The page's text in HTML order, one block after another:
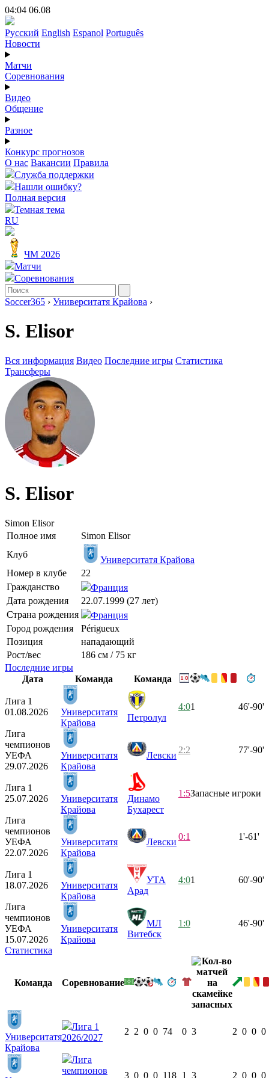
04:04 06.08
Русский English Espanol Português
Новости
Матчи
Соревнования
Видео
Общение
Разное
Конкурс прогнозов
О нас Вакансии Правила
Служба поддержки
Нашли ошибку?
Полная версия
Темная тема
RU
ЧМ 2026
Матчи
Соревнования
Soccer365 › Университатя Крайова ›
S. Elisor
Вся информация Видео Последние игры Статистика
Трансферы
S. Elisor
Simon Elisor
Полное имя
Simon Elisor
Клуб
Университатя Крайова
Номер в клубе
22
Гражданство
Франция
Дата рождения
22.07.1999 (27 лет)
Страна рождения
Франция
Город рождения
Périgueux
Позиция
нападающий
Рост/вес
186 см / 75 кг
Последние игры
Дата
Команда Команда
Лига 1
01.08.2026
Университатя
Крайова
Петролул
4:01 46'-90'
Лига
чемпионов
УЕФА
29.07.2026
Университатя
Крайова
Левски
2:2 77'-90'
Лига 1
25.07.2026
Университатя
Крайова
Динамо
Бухарест
1:5Запасные игроки
Лига
чемпионов
УЕФА
22.07.2026
Университатя
Крайова
Левски
0:1 1'-61'
Лига 1
18.07.2026
Университатя
Крайова
УТА
Арад
4:01 60'-90'
Лига
чемпионов
УЕФА
15.07.2026
Университатя
Крайова
МЛ
Витебск
1:0 46'-90'
Статистика
Команда Соревнование
Университатя
Крайова
Лига 1
2026/2027
2 2 0 0 74 0 3 2 0 0 0
Лига
чемпионов
3 0 0 0 118 1 3 2 0 0 0